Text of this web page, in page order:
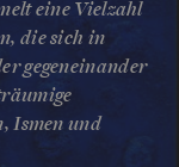
eine Vielzahl
die sich in
gegeneinander
Ismen und